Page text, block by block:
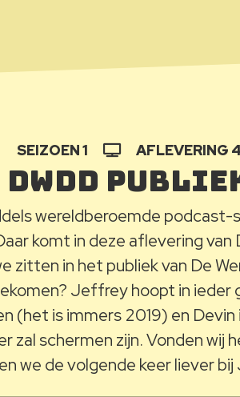
SEIZOEN 1 AFLEVERING 4
DWDD
wereldberoemde podcast-
komt in deze aflevering
zitten in het publiek van De
Jeffrey hoopt in ieder
(het is immers 2019) en
zal schermen zijn. Vonden wij
we de volgende keer liever bij